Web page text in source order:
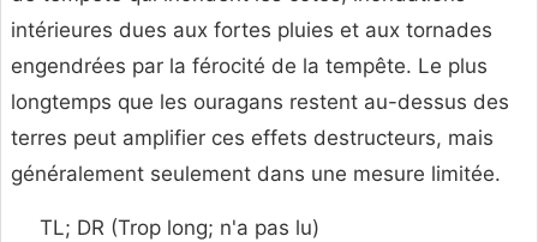
intérieures dues aux fortes pluies et aux tornades
engendrées par la férocité de la tempête. Le plus
longtemps que les ouragans restent au-dessus des
terres peut amplifier ces effets destructeurs, mais
généralement seulement dans une mesure limitée.
TL; DR (Trop long; n'a pas lu)